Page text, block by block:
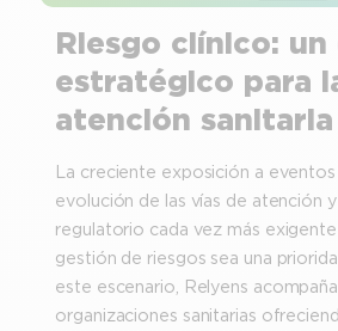
Riesgo clínico: un
estratégico para
atención sanitaria
La creciente exposición a eventos
evolución de las vías de atención
regulatorio cada vez más
gestión de riesgos sea una
este escenario, Relyens
organizaciones sanitarias